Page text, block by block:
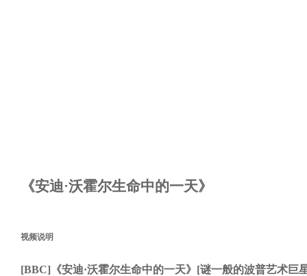
《安迪·沃霍尔生命中的一天》
视频说明
[BBC]《安迪·沃霍尔生命中的一天》[谜一般的波普艺术巨